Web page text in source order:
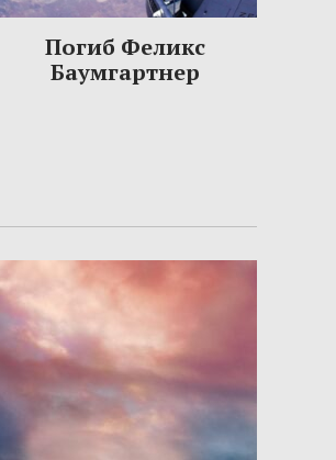
Погиб Феликс
Баумгартнер